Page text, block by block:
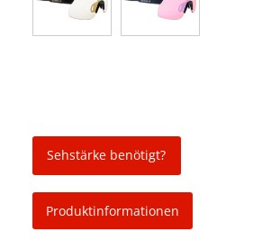
Sehstärke benötigt?
Produktinformationen